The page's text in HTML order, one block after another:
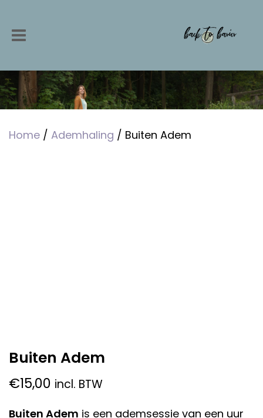
Home / Ademhaling / Buiten Adem
Buiten Adem
€15,00 incl. BTW
Buiten Adem is een ademsessie van een uur